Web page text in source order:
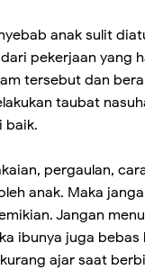
anak sulit
pekerjaan yang
tersebut dan
taubat
baik.
pergaulan,
anak. Maka
Jangan
ibunya juga
ajar saat